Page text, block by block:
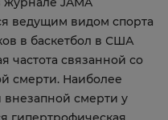
ведущим видом спорта
в баскетбол в США
частота связанной со
смерти. Наиболее
смерти у